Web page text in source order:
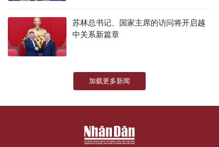
旅游
史海
多功能媒体
图表新闻
苏林总书记、国家主席的访问将开启越
中关系新篇章
加载更多新闻